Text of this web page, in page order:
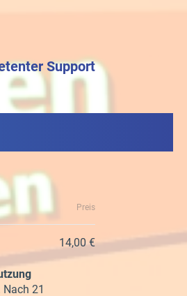
Support
Preis
21
14,00 €